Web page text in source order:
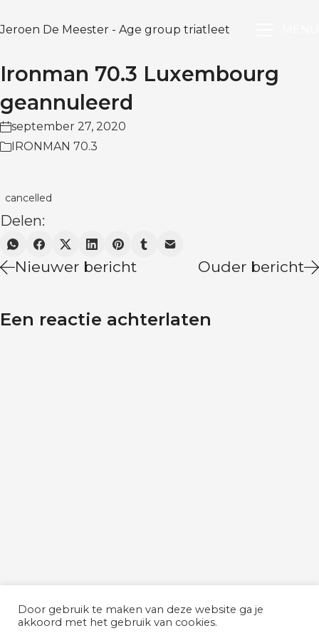
Jeroen De Meester - Age group triatleet
Ironman 70.3 Luxembourg
geannuleerd
september 27, 2020
IRONMAN 70.3
cancelled
Delen:
Nieuwer bericht Ouder bericht
Een reactie achterlaten
Door gebruik te maken van deze website ga je
akkoord met het gebruik van cookies.